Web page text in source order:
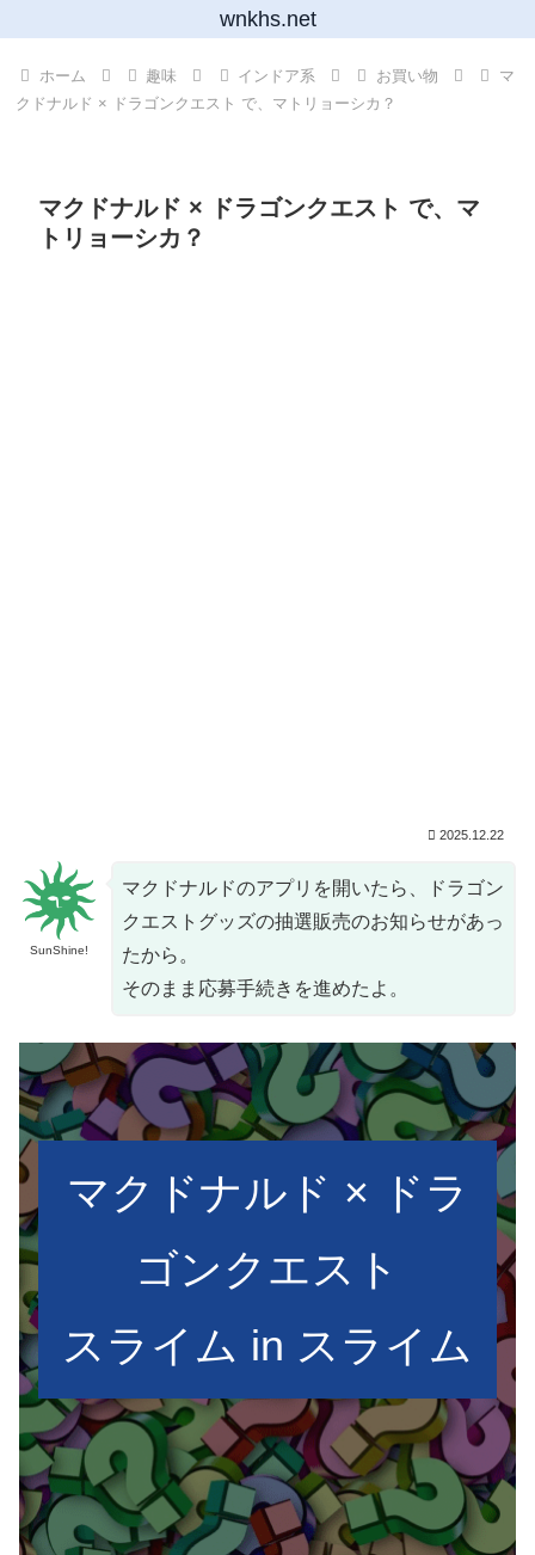
wnkhs.net
ホーム 趣味 インドア系 お買い物
マ
クドナルド × ドラゴンクエスト で、マトリョーシカ？
マクドナルド × ドラゴンクエスト で、マ
トリョーシカ？
2025.12.22
SunShine!
マクドナルドのアプリを開いたら、ドラゴン
クエストグッズの抽選販売のお知らせがあっ
たから。
そのまま応募手続きを進めたよ。
マクドナルド × ドラ
ゴンクエスト
スライム in スライム